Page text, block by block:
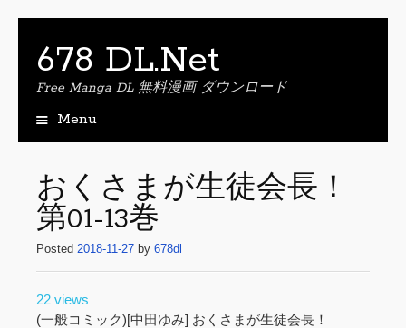
678 DL.Net
Free Manga DL 無料漫画 ダウンロード
Menu
i
p
t
o
c
o
t
おくさまが生徒会長！
第01-13巻
Posted 2018-11-27 by 678dl
22 views
(一般コミック)[中田ゆみ] おくさまが生徒会長！